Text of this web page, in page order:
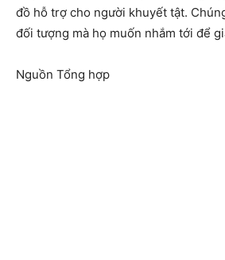
đồ hỗ trợ cho người khuyết tật.
đối tượng mà họ muốn nhắm tới để
Nguồn Tổng hợp